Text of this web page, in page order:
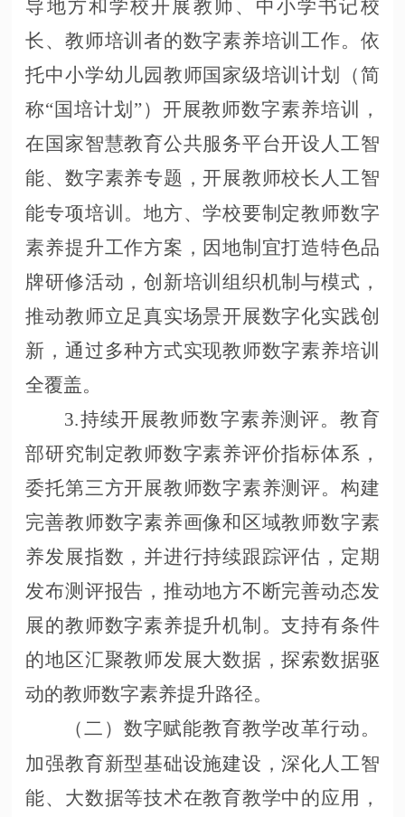
导地方和学校开展教师、中小学书记校
长、教师培训者的数字素养培训工作。依
托中小学幼儿园教师国家级培训计划（简
称“国培计划”）开展教师数字素养培训，
在国家智慧教育公共服务平台开设人工智
能、数字素养专题，开展教师校长人工智
能专项培训。地方、学校要制定教师数字
素养提升工作方案，因地制宜打造特色品
牌研修活动，创新培训组织机制与模式，
推动教师立足真实场景开展数字化实践创
新，通过多种方式实现教师数字素养培训
全覆盖。
3.持续开展教师数字素养测评。教育
部研究制定教师数字素养评价指标体系，
委托第三方开展教师数字素养测评。构建
完善教师数字素养画像和区域教师数字素
养发展指数，并进行持续跟踪评估，定期
发布测评报告，推动地方不断完善动态发
展的教师数字素养提升机制。支持有条件
的地区汇聚教师发展大数据，探索数据驱
动的教师数字素养提升路径。
（二）数字赋能教育教学改革行动。
加强教育新型基础设施建设，深化人工智
能、大数据等技术在教育教学中的应用，